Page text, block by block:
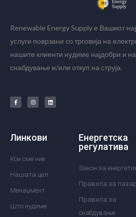
Renewable Energy Supply е Вашиот
услуги поврзани со трговија на
нашите клиенти нудиме најдобри и
снабдување и/или откуп на струја.
Линкови
Кои сме ние
Нашата цел
Менаџмент
Што нудиме
Енергетска
регулатива
Закон за
Правила за пазар
Правила за
снабдување